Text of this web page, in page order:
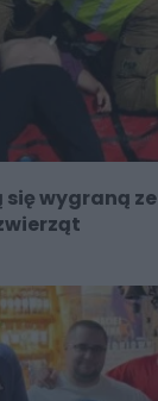
wygraną ze